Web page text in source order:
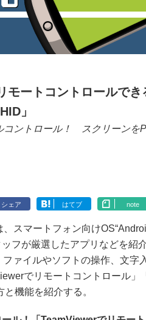
モートコントロールでき
」
コントロール！ スクリーンを
シェア はてブ note
スマートフォン向け
フが厳選したアプリなどを紹
ァイルやソフトの操作、文字
でリモートコントロール」
機能を紹介する。